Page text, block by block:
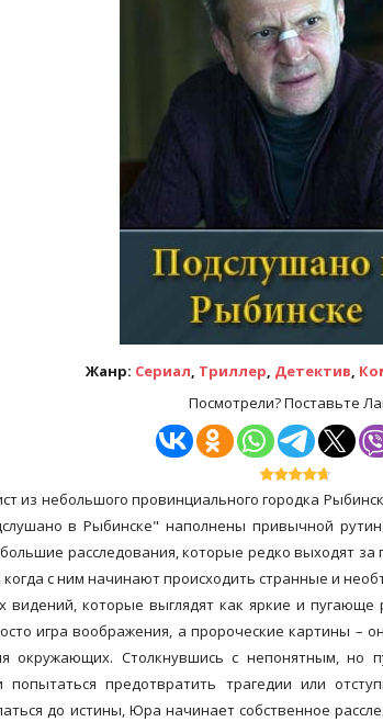
Жанр: Сериал, Триллер, Детектив,
Посмотрели? Поставьте
из небольшого провинциального городка
в Рыбинске" наполнены привычной
расследования, которые редко выходят
с ним начинают происходить странные и
видений, которые выглядят как яркие и
игра воображения, а пророческие картины –
окружающих. Столкнувшись с непонятным, но
предотвратить трагедии или
до истины, Юра начинает собственное